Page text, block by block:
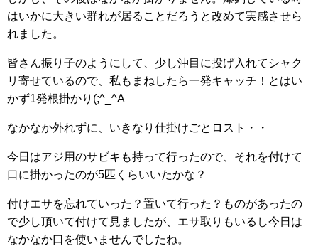
はいかに大きい群れが居ることだろうと改めて実感させら
れました。
皆さん振り子のようにして、少し沖目に投げ入れてシャク
リ寄せているので、私もまねしたら一発キャッチ！とはい
かず1発根掛かり(;^_^A
なかなか外れずに、いきなり仕掛けごとロスト・・
今日はアジ用のサビキも持って行ったので、それを付けて
口に掛かったのが5匹くらいいたかな？
付けエサを忘れていった？置いて行った？ものがあったの
で少し頂いて付けて見ましたが、エサ取りもいるし今日は
なかなか口を使いませんでしたね。